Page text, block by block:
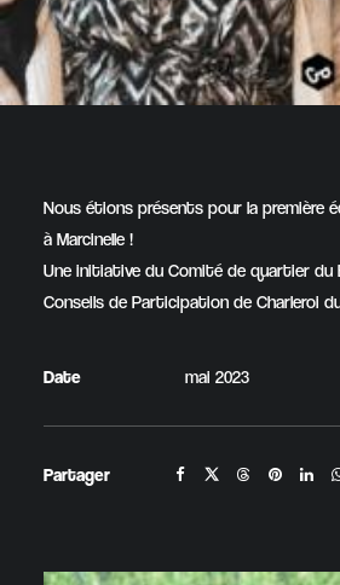
Nous étions présents pour la première
à Marcinelle !
Une initiative du Comité de quartier du
Conseils de Participation de Charleroi
Date mai 2023
Partager